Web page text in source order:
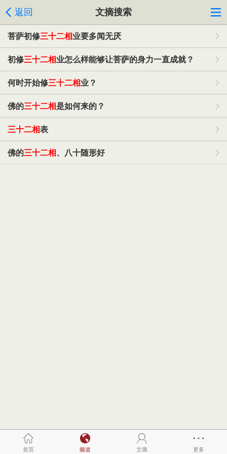
返回 文摘搜索
菩萨初修三十二相业要多闻无厌
初修三十二相业怎么样能够让菩萨的身力一直成就？
何时开始修三十二相业？
佛的三十二相是如何来的？
三十二相表
佛的三十二相、八十随形好
首页 频道 文摘 更多